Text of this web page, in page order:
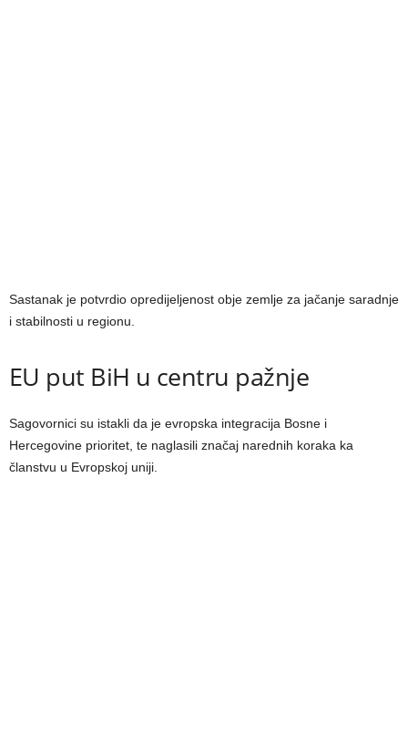
Sastanak je potvrdio opredijeljenost obje zemlje za jačanje saradnje
i stabilnosti u regionu.
EU put BiH u centru pažnje
Sagovornici su istakli da je evropska integracija Bosne i
Hercegovine prioritet, te naglasili značaj narednih koraka ka
članstvu u Evropskoj uniji.